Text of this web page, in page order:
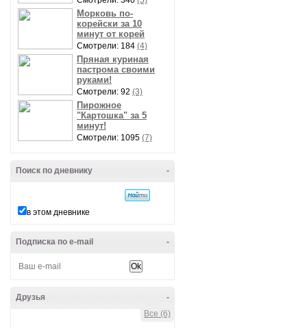
Морковь по-
корейски за 10
минут от корей
Смотрели: 184 (4)
Пряная куриная
пастрома своими
руками!
Смотрели: 92 (3)
Пирожное
"Картошка" за 5
минут!
Смотрели: 1095 (7)
-
Поиск по дневнику
в этом дневнике
-
Подписка по e-mail
-
Друзья
Все (6)